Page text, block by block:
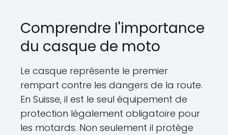
Comprendre l'importance
du casque de moto
Le casque représente le premier
rempart contre les dangers de la route.
En Suisse, il est le seul équipement de
protection légalement obligatoire pour
les motards. Non seulement il protège